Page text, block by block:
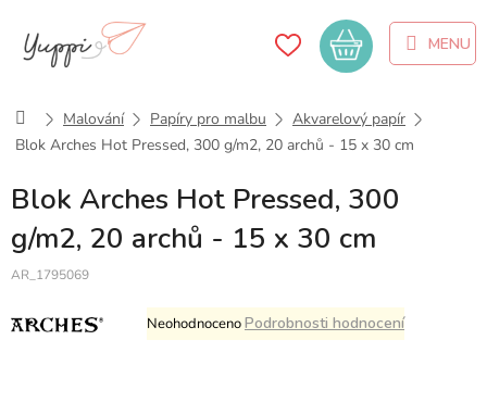
obsah
Nákupní
košík
DomůMalování Papíry pro malbu
Akvarelový papír
Blok Arches Hot Pressed, 300 g/m2, 20 archů - 15 x 30 cm
Blok Arches Hot Pressed, 300
g/m2, 20 archů - 15 x 30 cm
AR_1795069
Průměrné
hodnocení
NeohodnocenoPodrobnosti hodnocení